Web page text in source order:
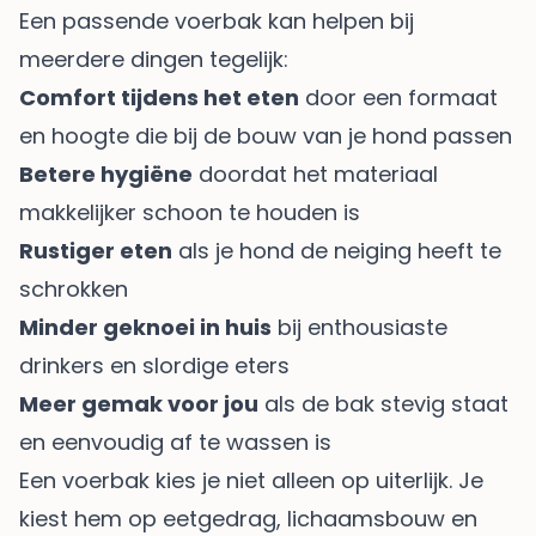
Een passende voerbak kan helpen bij
meerdere dingen tegelijk:
Comfort tijdens het eten door een formaat
en hoogte die bij de bouw van je hond passen
Betere hygiëne doordat het materiaal
makkelijker schoon te houden is
Rustiger eten als je hond de neiging heeft te
schrokken
Minder geknoei in huis bij enthousiaste
drinkers en slordige eters
Meer gemak voor jou als de bak stevig staat
en eenvoudig af te wassen is
Een voerbak kies je niet alleen op uiterlijk. Je
kiest hem op eetgedrag, lichaamsbouw en